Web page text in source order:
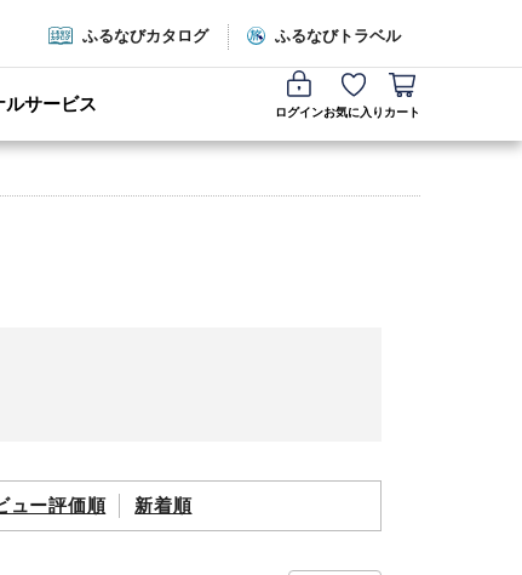
ふるなびカタログ ふるなびトラベル
ルサービス ログインお気に入り カート
ュー評価順 新着順